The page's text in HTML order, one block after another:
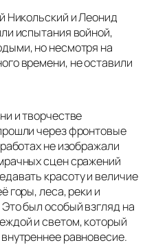
Никольский и Леонид
испытания войной,
но несмотря на
времени, не оставили
и творчестве
через фронтовые
не изображали
сцен сражений
красоту и величие
горы, леса, реки и
был особый взгляд на
и светом, который
равновесие.